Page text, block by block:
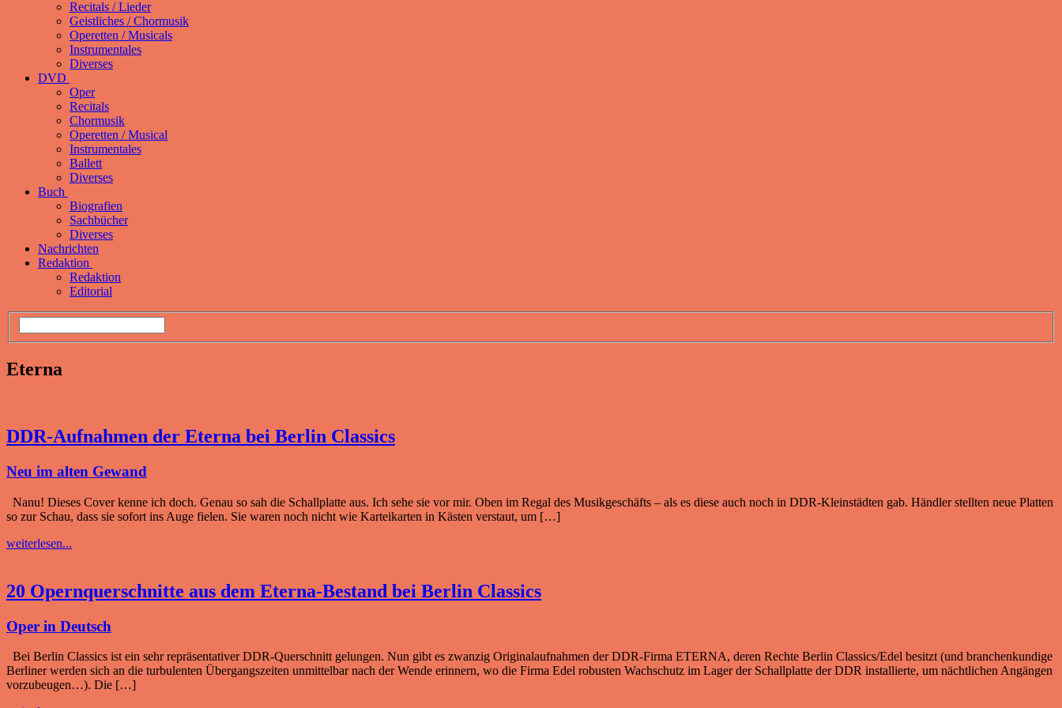
Recitals / Lieder
Geistliches / Chormusik
Operetten / Musicals
Instrumentales
Diverses
DVD
Oper
Recitals
Chormusik
Operetten / Musical
Instrumentales
Ballett
Diverses
Buch
Biografien
Sachbücher
Diverses
Nachrichten
Redaktion
Redaktion
Editorial
Eterna
DDR-Aufnahmen der Eterna bei Berlin Classics
Neu im alten Gewand
Nanu! Dieses Cover kenne ich doch. Genau so sah die Schallplatte aus. Ich sehe sie vor mir. Oben im Regal des Musikgeschäfts – als es diese auch noch in DDR-Kleinstädten gab. Händler stellten neue Platten
so zur Schau, dass sie sofort ins Auge fielen. Sie waren noch nicht wie Karteikarten in Kästen verstaut, um […]
weiterlesen...
20 Opernquerschnitte aus dem Eterna-Bestand bei Berlin Classics
Oper in Deutsch
Bei Berlin Classics ist ein sehr repräsentativer DDR-Querschnitt gelungen. Nun gibt es zwanzig Originalaufnahmen der DDR-Firma ETERNA, deren Rechte Berlin Classics/Edel besitzt (und branchenkundige
Berliner werden sich an die turbulenten Übergangszeiten unmittelbar nach der Wende erinnern, wo die Firma Edel robusten Wachschutz im Lager der Schallplatte der DDR installierte, um nächtlichen Angängen
vorzubeugen…). Die […]